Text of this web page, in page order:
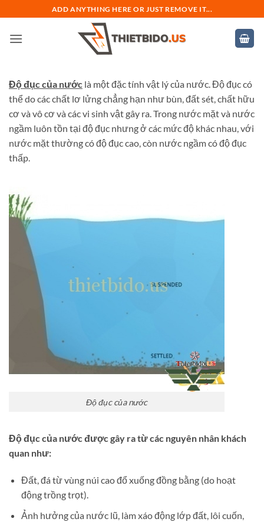
qua
nội
ADD ANYTHING HERE OR JUST REMOVE IT...
Độ đục của nước là một đặc tính vật lý của nước. Độ đục có
thể do các chất lơ lửng chẳng hạn như bùn, đất sét, chất hữu
cơ và vô cơ và các vi sinh vật gây ra. Trong nước mặt và nước
ngầm luôn tồn tại độ đục nhưng ở các mức độ khác nhau, với
nước mặt thường có độ đục cao, còn nước ngầm có độ đục
thấp.
Độ đục của nước
Độ đục của nước được gây ra từ các nguyên nhân khách
quan như:
Đất, đá từ vùng núi cao đổ xuống đồng bằng (do hoạt
động trồng trọt).
Ảnh hưởng của nước lũ, làm xáo động lớp đất, lôi cuốn,